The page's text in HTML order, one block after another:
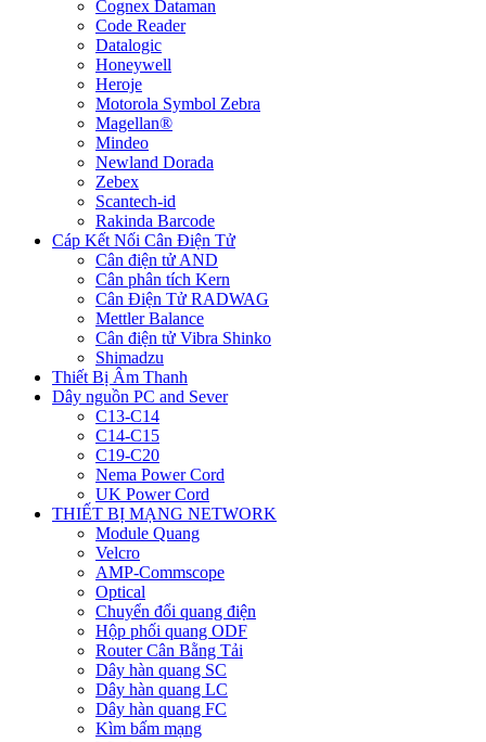
Cognex Dataman
Code Reader
Datalogic
Honeywell
Heroje
Motorola Symbol Zebra
Magellan®
Mindeo
Newland Dorada
Zebex
Scantech-id
Rakinda Barcode
Cáp Kết Nối Cân Điện Tử
Cân điện tử AND
Cân phân tích Kern
Cân Điện Tử RADWAG
Mettler Balance
Cân điện tử Vibra Shinko
Shimadzu
Thiết Bị Âm Thanh
Dây nguồn PC and Sever
C13-C14
C14-C15
C19-C20
Nema Power Cord
UK Power Cord
THIẾT BỊ MẠNG NETWORK
Module Quang
Velcro
AMP-Commscope
Optical
Chuyển đổi quang điện
Hộp phối quang ODF
Router Cân Bằng Tải
Dây hàn quang SC
Dây hàn quang LC
Dây hàn quang FC
Kìm bấm mạng